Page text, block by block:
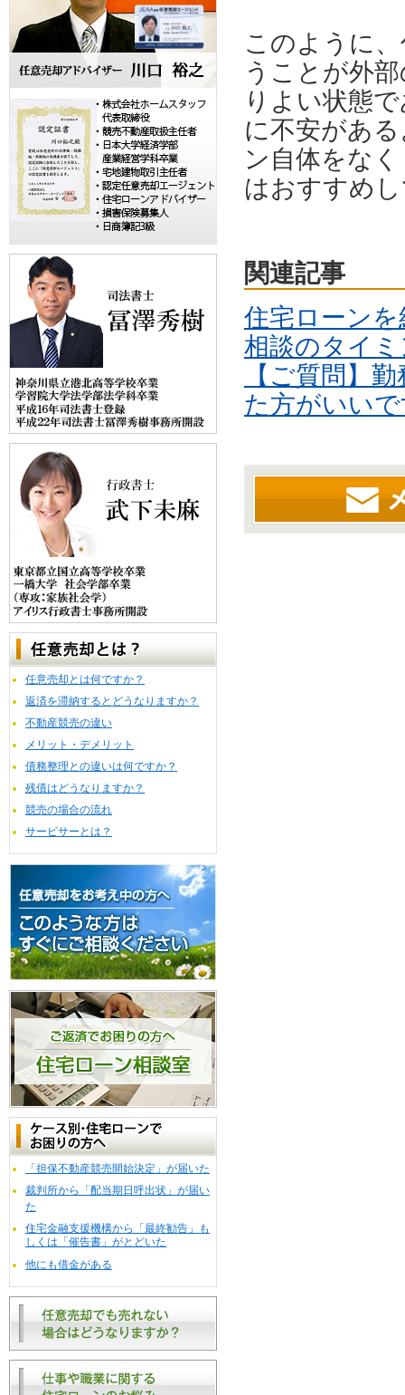
このように
うことが外
りよい状態
に不安があ
ン自体をな
はおすすめ
関連記事
住宅ローン
相談のタイ
【ご質問】
た方がいい
任意売却とは何ですか？
返済を滞納するとどうなりますか？
不動産競売の違い
メリット・デメリット
債務整理との違いは何ですか？
残債はどうなりますか？
競売の場合の流れ
サービサーとは？
「担保不動産競売開始決定」が届いた
裁判所から「配当期日呼出状」が届い
た
住宅金融支援機構から「最終勧告」も
しくは「催告書」がとどいた
他にも借金がある